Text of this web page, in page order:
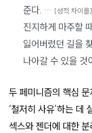
준다. … [성적 차이를]
진지하게 마주할
잃어버렸던 길을
나아갈 수 있을 것
두 페미니즘의 핵심
‘철저히 사유’하는 데
섹스와 젠더에 대한